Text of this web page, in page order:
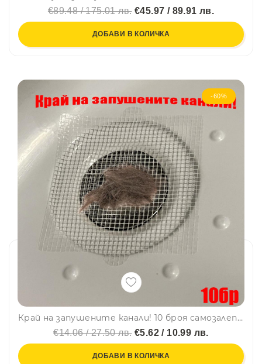
€89.48 / 175.01 лв.€45.97 / 89.91 лв.
ДОБАВИ В КОЛИЧКА
-60%
Край на запушените канали! 10 броя самозалепващи мрежички срещу косми и мръсотия. 12.5 х 12.5 см
€14.06 / 27.50 лв.€5.62 / 10.99 лв.
ДОБАВИ В КОЛИЧКА